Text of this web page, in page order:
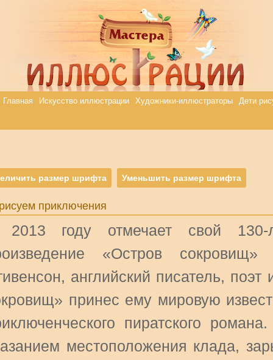
Главная Искусство иллюстрации Художники-иллюстраторы Дети
размер шрифта Уменьшить размер шрифта
приключения
году отмечает свой 130-
«Остров
английский писатель,
принес ему мировую
пиратского
местоположения клада,